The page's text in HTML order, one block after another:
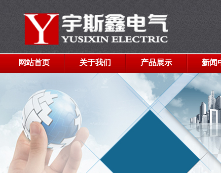
网站首页 关于我们 产品展示 新闻